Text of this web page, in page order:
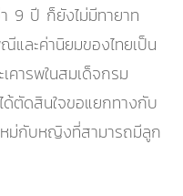
9 ปี ก็ยังไม่มีทายาท
และค่านิยมของไทยเป็น
คารพในสมเด็จกรม
ด้ตัดสินใจขอแยกทางกับ
หม่กับหญิงที่สามารถมีลูก